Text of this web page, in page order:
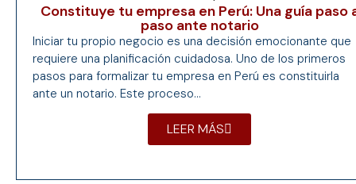
Constituye tu empresa en Perú: Una guía paso
paso ante notario
Iniciar tu propio negocio es una decisión emocionante que
requiere una planificación cuidadosa. Uno de los primeros
pasos para formalizar tu empresa en Perú es constituirla
ante un notario. Este proceso...
LEER MÁS